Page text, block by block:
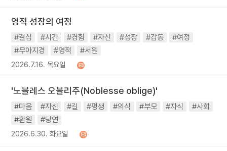
영적 성장의 여정
#결심 #시간 #경험 #자신 #성장 #감동
#여정
#무아지경
#영적 #서원
2026.7.16. 목요일
'노블레스 오블리주(Noblesse oblige)'
#마음 #자신 #길 #평생 #의식 #부모 #자식
#사회
#환원
#당연
2026.6.30. 화요일